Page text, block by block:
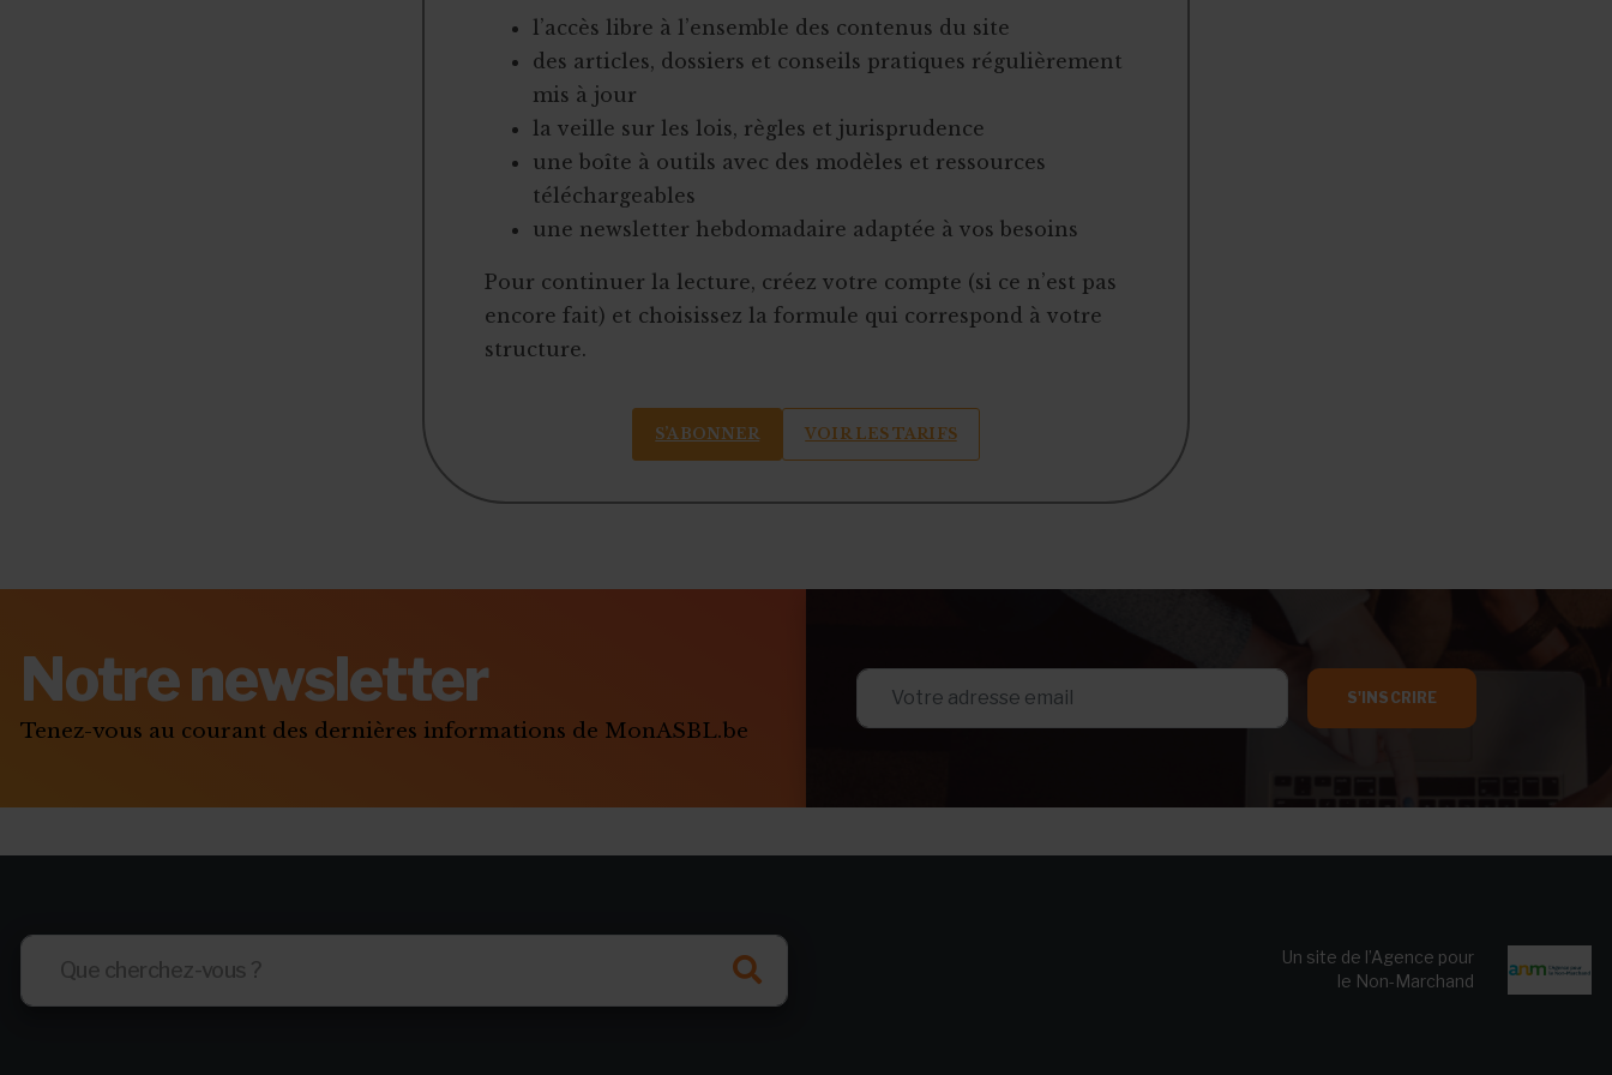
l’accès libre à l’ensemble des contenus du site
des articles, dossiers et conseils pratiques régulièrement
mis à jour
la veille sur les lois, règles et jurisprudence
une boîte à outils avec des modèles et ressources
téléchargeables
une newsletter hebdomadaire adaptée à vos besoins
Pour continuer la lecture, créez votre compte (si ce n’est pas
encore fait) et choisissez la formule qui correspond à votre
structure.
S’ABONNER VOIR LES TARIFS
Notre newsletter
Tenez-vous au courant des dernières informations de MonASBL.be
S'INSCRIRE
Un site de l’Agence pour
le Non-Marchand